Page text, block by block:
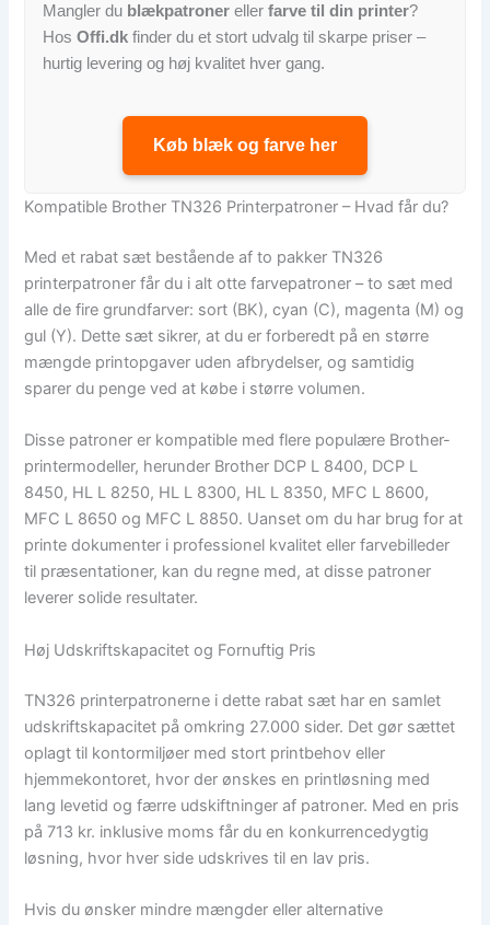
Mangler du blækpatroner ellerfarve til din printer?
HosOffi.dk finder du et stort udvalg til skarpe priser –
hurtig levering og høj kvalitet hver gang.
Køb blæk og farve her
Kompatible Brother TN326 Printerpatroner – Hvad får du?
Med et rabat sæt bestående af to pakker TN326
printerpatroner får du i alt otte farvepatroner – to sæt med
alle de fire grundfarver: sort (BK), cyan (C), magenta (M) og
gul (Y). Dette sæt sikrer, at du er forberedt på en større
mængde printopgaver uden afbrydelser, og samtidig
sparer du penge ved at købe i større volumen.
Disse patroner er kompatible med flere populære Brother-
printermodeller, herunder Brother DCP L 8400, DCP L
8450, HL L 8250, HL L 8300, HL L 8350, MFC L 8600,
MFC L 8650 og MFC L 8850. Uanset om du har brug for at
printe dokumenter i professionel kvalitet eller farvebilleder
til præsentationer, kan du regne med, at disse patroner
leverer solide resultater.
Høj Udskriftskapacitet og Fornuftig Pris
TN326 printerpatronerne i dette rabat sæt har en samlet
udskriftskapacitet på omkring 27.000 sider. Det gør sættet
oplagt til kontormiljøer med stort printbehov eller
hjemmekontoret, hvor der ønskes en printløsning med
lang levetid og færre udskiftninger af patroner. Med en pris
på 713 kr. inklusive moms får du en konkurrencedygtig
løsning, hvor hver side udskrives til en lav pris.
Hvis du ønsker mindre mængder eller alternative